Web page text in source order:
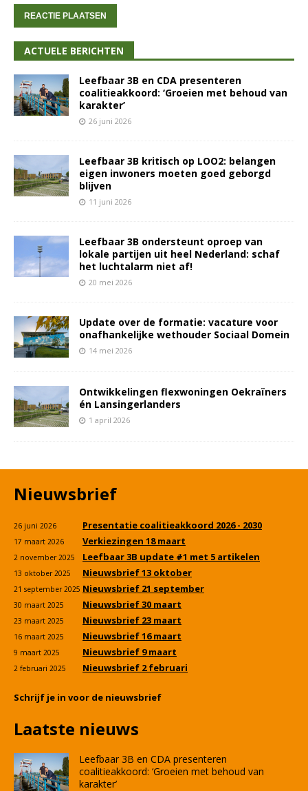
ACTUELE BERICHTEN
Leefbaar 3B en CDA presenteren
coalitieakkoord: ‘Groeien met behoud van
karakter’
26 juni 2026
Leefbaar 3B kritisch op LOO2: belangen
eigen inwoners moeten goed geborgd
blijven
11 juni 2026
Leefbaar 3B ondersteunt oproep van
lokale partijen uit heel Nederland: schaf
het luchtalarm niet af!
20 mei 2026
Update over de formatie: vacature voor
onafhankelijke wethouder Sociaal Domein
14 mei 2026
Ontwikkelingen flexwoningen Oekraïners
én Lansingerlanders
1 april 2026
Nieuwsbrief
26 juni 2026 Presentatie coalitieakkoord 2026 - 2030
17 maart 2026 Verkiezingen 18 maart
2 november 2025 Leefbaar 3B update #1 met 5 artikelen
13 oktober 2025 Nieuwsbrief 13 oktober
21 september 2025 Nieuwsbrief 21 september
30 maart 2025 Nieuwsbrief 30 maart
23 maart 2025 Nieuwsbrief 23 maart
16 maart 2025 Nieuwsbrief 16 maart
9 maart 2025 Nieuwsbrief 9 maart
2 februari 2025 Nieuwsbrief 2 februari
Schrijf je in voor de nieuwsbrief
Laatste nieuws
Leefbaar 3B en CDA presenteren
coalitieakkoord: ‘Groeien met behoud van
karakter’